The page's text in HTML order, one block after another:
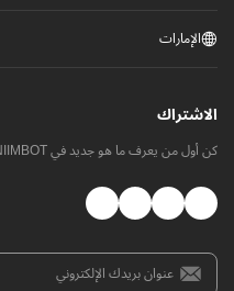
الإمارات
الاشتراك
كن أول من يعرف ما هو جديد في NIIMBOT